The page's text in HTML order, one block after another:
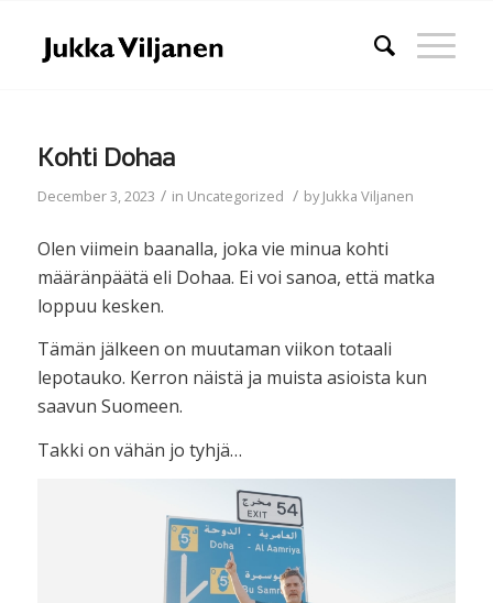
Kohti Dohaa
December 3, 2023 / in Uncategorized / byJukka Viljanen
Olen viimein baanalla, joka vie minua kohti
määränpäätä eli Dohaa. Ei voi sanoa, että matka
loppuu kesken.
Tämän jälkeen on muutaman viikon totaali
lepotauko. Kerron näistä ja muista asioista kun
saavun Suomeen.
Takki on vähän jo tyhjä…